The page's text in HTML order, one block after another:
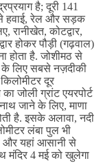
है; दूरी 141
से हवाई, रेल और सड़क
रानीखेत, कोटद्वार,
होकर पौड़ी (गढ़वाल)
होता है. जोशीमठ से
के लिए सबसे नज़दीकी
दूर
जोली ग्रांट एयरपोर्ट
जाने के लिए, माणा
है. इसके अलावा, नदी
लंबा पुल भी
और यहां आसानी से
मंदिर 4 मई को खुलेगा